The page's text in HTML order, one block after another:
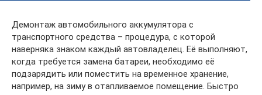
Демонтаж автомобильного аккумулятора с
транспортного средства – процедура, с которой
наверняка знаком каждый автовладелец. Её выполняют,
когда требуется замена батареи, необходимо её
подзарядить или поместить на временное хранение,
например, на зиму в отапливаемое помещение. Быстро